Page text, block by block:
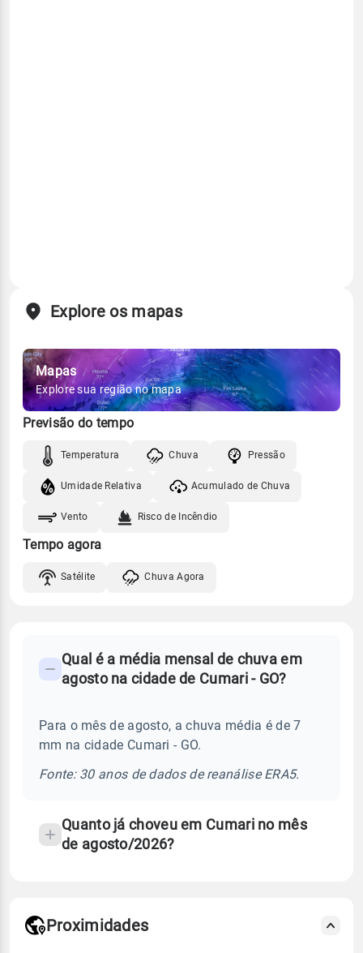
Explore os mapas
Mapas
Explore sua região no mapa
Previsão do tempo
Temperatura Chuva Pressão
Umidade Relativa Acumulado de Chuva
Vento Risco de Incêndio
Tempo agora
Satélite Chuva Agora
Perguntas
sobre
chuva
Qual é a média mensal de chuva em
agosto na cidade de Cumari - GO?
Para o mês de agosto, a chuva média é de 7
mm na cidade Cumari - GO.
Fonte: 30 anos de dados de reanálise ERA5.
Quanto já choveu em Cumari no mês
de agosto/2026?
Proximidades